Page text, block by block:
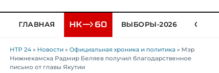
ГЛАВНАЯ ВЫБОРЫ-2026
НТР 24 » Новости » Официальная хроника и политика » Мэр
Нижнекамска Радмир Беляев получил благодарственное
письмо от главы Якутии